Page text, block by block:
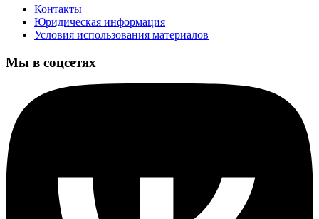
Контакты
Юридическая информация
Условия использования материалов
Мы в соцсетях